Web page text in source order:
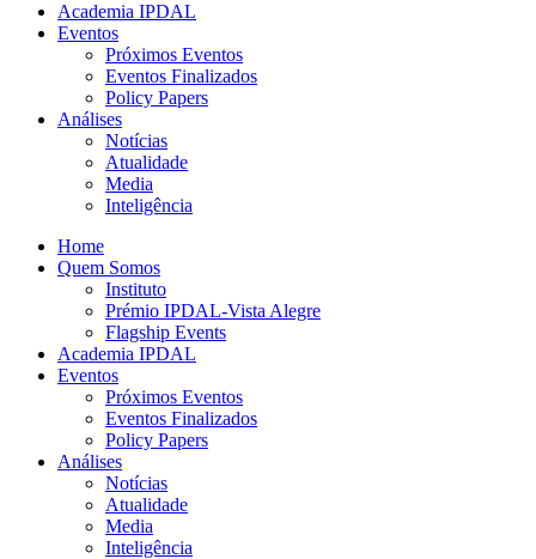
Academia IPDAL
Eventos
Próximos Eventos
Eventos Finalizados
Policy Papers
Análises
Notícias
Atualidade
Media
Inteligência
Home
Quem Somos
Instituto
Prémio IPDAL-Vista Alegre
Flagship Events
Academia IPDAL
Eventos
Próximos Eventos
Eventos Finalizados
Policy Papers
Análises
Notícias
Atualidade
Media
Inteligência